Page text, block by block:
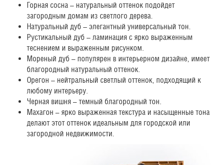
Горная сосна – натуральный оттенок подойдет
загородным домам из светлого дерева.
Натуральный дуб – элегантный универсальный тон.
Рустикальный дуб – ламинация с ярко выраженным
теснением и выраженным рисунком.
Мореный дуб – популярен в интерьерном дизайне, имеет
благородный натуральный оттенок.
Орегон – нейтральный светлый оттенок, подходящий к
любому интерьеру.
Черная вишня – темный благородный тон.
Махагон – ярко выраженная текстура и насыщенные тона
делают этот оттенок идеальным для городской или
загородной недвижимости.